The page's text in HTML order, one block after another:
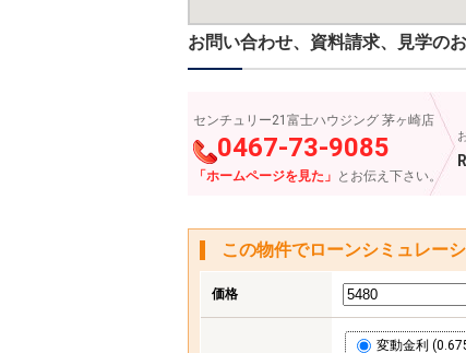
お問い合わせ、資料請求、見学の
センチュリー21富士ハウジング 茅ヶ崎店
0467-73-9085
「ホームページを見た」 とお伝え下さい。
この物件でローンシミュレー
価格
変動金利